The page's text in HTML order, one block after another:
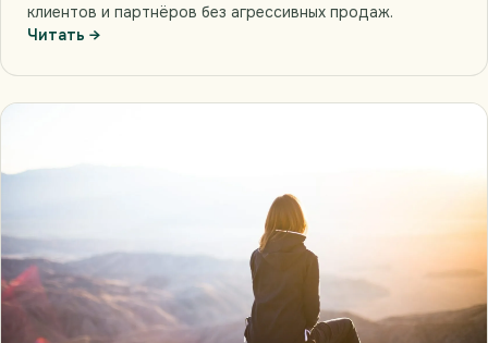
клиентов и партнёров без агрессивных продаж.
Читать →